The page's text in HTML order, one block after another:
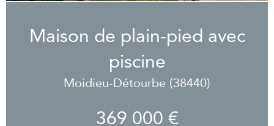
Maison de plain-pied avec
piscine
Moidieu-Détourbe (38440)
369 000 €